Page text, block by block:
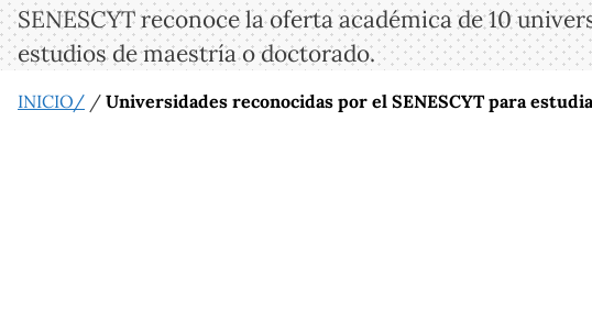
SENESCYT reconoce la oferta académica de 10
estudios de maestría o doctorado.
INICIO/ / Universidades reconocidas por el SENESCYT para